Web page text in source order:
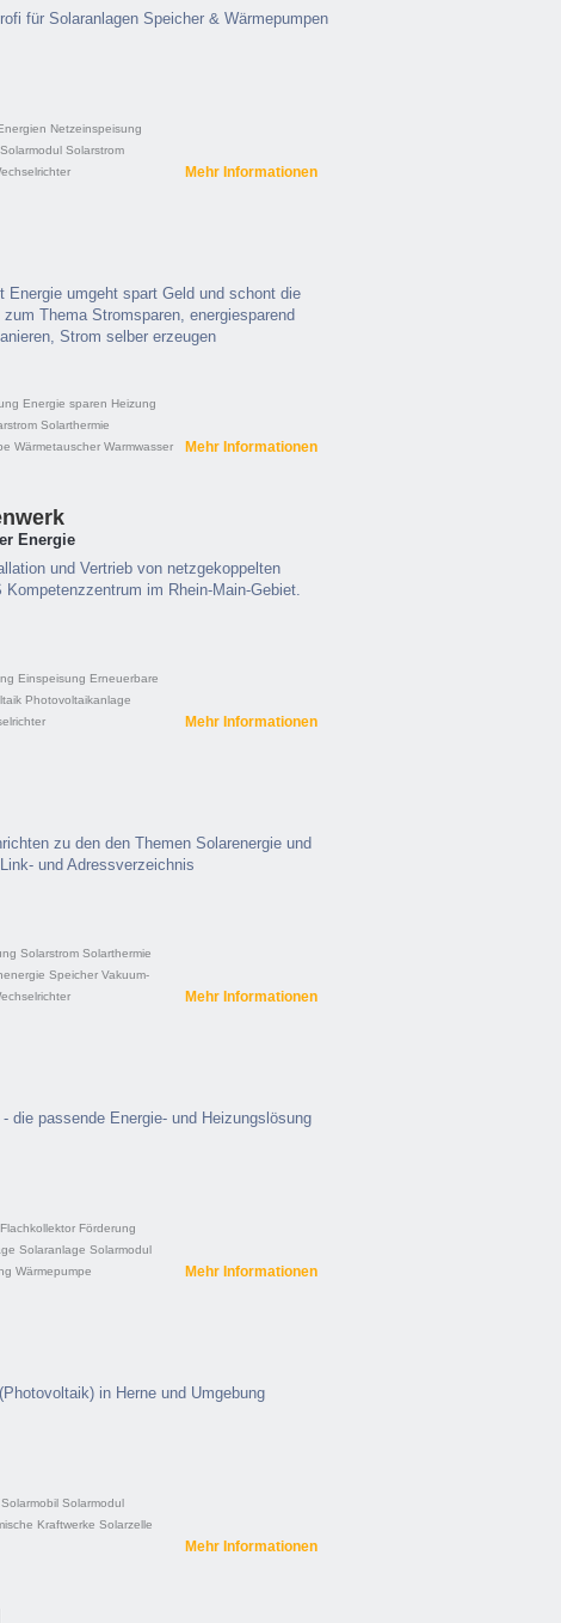
für Solaranlagen Speicher & Wärmepumpen
Netzeinspeisung
Solarmodul Solarstrom
Mehr Informationen
Energie umgeht spart Geld und schont die
Thema Stromsparen, energiesparend
Strom selber erzeugen
Energie sparen Heizung
Solarthermie
Wärmetauscher Warmwasser Mehr Informationen
Energie
und Vertrieb von netzgekoppelten
Kompetenzzentrum im Rhein-Main-Gebiet.
Einspeisung Erneuerbare
Photovoltaikanlage
Mehr Informationen
zu den den Themen Solarenergie und
und Adressverzeichnis
Solarstrom Solarthermie
Speicher Vakuum-
Mehr Informationen
die passende Energie- und Heizungslösung
Flachkollektor Förderung
Solaranlage Solarmodul
Wärmepumpe Mehr Informationen
in Herne und Umgebung
Solarmobil Solarmodul
Kraftwerke Solarzelle
Mehr Informationen